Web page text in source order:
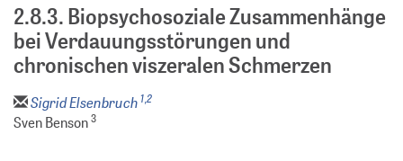
2.8.3. Biopsychosoziale Zusammenhänge
bei Verdauungsstörungen und
chronischen viszeralen Schmerzen
Sigrid Elsenbruch1,2
Sven Benson3